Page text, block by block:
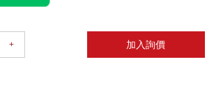
+ 加入詢價